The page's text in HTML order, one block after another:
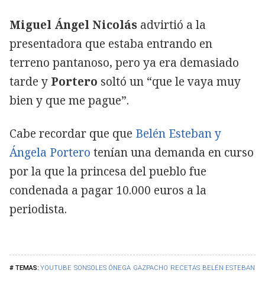
YOUTUBE SONSOLES ÓNEGA GAZPACHO RECETAS BELÉN ESTEBAN
Miguel Ángel Nicolás advirtió a la
presentadora que estaba entrando en
terreno pantanoso, pero ya era demasiado
tarde y Portero soltó un “que le vaya muy
bien y que me pague”.
Cabe recordar que que Belén Esteban y
Ángela Portero tenían una demanda en curso
por la que la princesa del pueblo fue
condenada a pagar 10.000 euros a la
periodista.